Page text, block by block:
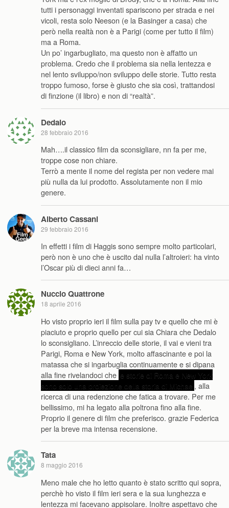
tutti i personaggi inventati spariscono per strada e nei
vicoli, resta solo Neeson (e la Basinger a casa) che
però nella realtà non è a Parigi (come per tutto il film)
ma a Roma.
Un po’ ingarbugliato, ma questo non è affatto un
problema. Credo che il problema sia nella lentezza e
nel lento sviluppo/non sviluppo delle storie. Tutto resta
troppo fumoso, forse è giusto che sia così, trattandosi
di finzione (il libro) e non di “realtà”.
Dedalo
28 febbraio 2016
Mah….il classico film da sconsigliare, nn fa per me,
troppe cose non chiare.
Terrò a mente il nome del regista per non vedere mai
più nulla da lui prodotto. Assolutamente non il mio
genere.
Alberto Cassani
29 febbraio 2016
In effetti i film di Haggis sono sempre molto particolari,
però non è uno che è uscito dal nulla l’altroieri: ha vinto
l’Oscar più di dieci anni fa…
Nuccio Quattrone
18 aprile 2016
Ho visto proprio ieri il film sulla pay tv e quello che mi è
piaciuto e proprio quello per cui sia Chiara che Dedalo
lo sconsigliano. L’inreccio delle storie, il vai e vieni tra
Parigi, Roma e New York, molto affascinante e poi la
matassa che si ingarbuglia continuamente e si dipana
alla fine rivelandoci che le storie di Roma e New York
sono solo una proiezione della storia di Michael , alla
ricerca di una redenzione che fatica a trovare. Per me
bellissimo, mi ha legato alla poltrona fino alla fine.
Proprio il genere di film che preferisco. grazie Federica
per la breve ma intensa recensione.
Tata
8 maggio 2016
Meno male che ho letto quanto è stato scritto qui sopra,
perchè ho visto il film ieri sera e la sua lunghezza e
lentezza mi facevano appisolare. Inoltre aspettavo che